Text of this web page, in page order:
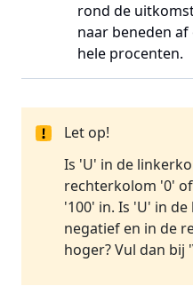
rond de
naar beneden af
hele procenten.
Let op!
Is 'U' in de
rechterkolom '0'
'100' in. Is 'U' in
negatief en in de
hoger? Vul dan bij